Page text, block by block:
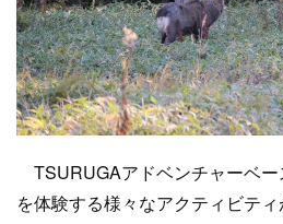
TSURUGAアドベンチャーベ
を体験する様々なアクティビテ